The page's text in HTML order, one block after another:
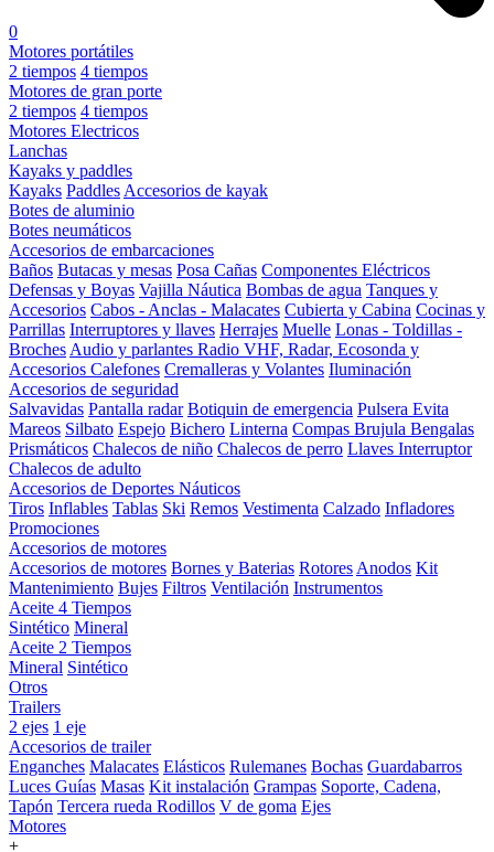
0
Motores portátiles
2 tiempos 4 tiempos
Motores de gran porte
2 tiempos 4 tiempos
Motores Electricos
Lanchas
Kayaks y paddles
Kayaks Paddles Accesorios de kayak
Botes de aluminio
Botes neumáticos
Accesorios de embarcaciones
Baños Butacas y mesas Posa Cañas Componentes Eléctricos
Defensas y Boyas Vajilla Náutica Bombas de agua Tanques y
Accesorios Cabos - Anclas - Malacates Cubierta y Cabina Cocinas y
Parrillas Interruptores y llaves Herrajes Muelle Lonas - Toldillas -
Broches Audio y parlantes Radio VHF, Radar, Ecosonda y
Accesorios Calefones Cremalleras y Volantes Iluminación
Accesorios de seguridad
Salvavidas Pantalla radar Botiquin de emergencia Pulsera Evita
Mareos Silbato Espejo Bichero Linterna Compas Brujula Bengalas
Prismáticos Chalecos de niño Chalecos de perro Llaves Interruptor
Chalecos de adulto
Accesorios de Deportes Náuticos
Tiros Inflables Tablas Ski Remos Vestimenta Calzado Infladores
Promociones
Accesorios de motores
Accesorios de motores Bornes y Baterias Rotores Anodos Kit
Mantenimiento Bujes Filtros Ventilación Instrumentos
Aceite 4 Tiempos
Sintético Mineral
Aceite 2 Tiempos
Mineral Sintético
Otros
Trailers
2 ejes 1 eje
Accesorios de trailer
Enganches Malacates Elásticos Rulemanes Bochas Guardabarros
Luces Guías Masas Kit instalación Grampas Soporte, Cadena,
Tapón Tercera rueda Rodillos V de goma Ejes
Motores
+